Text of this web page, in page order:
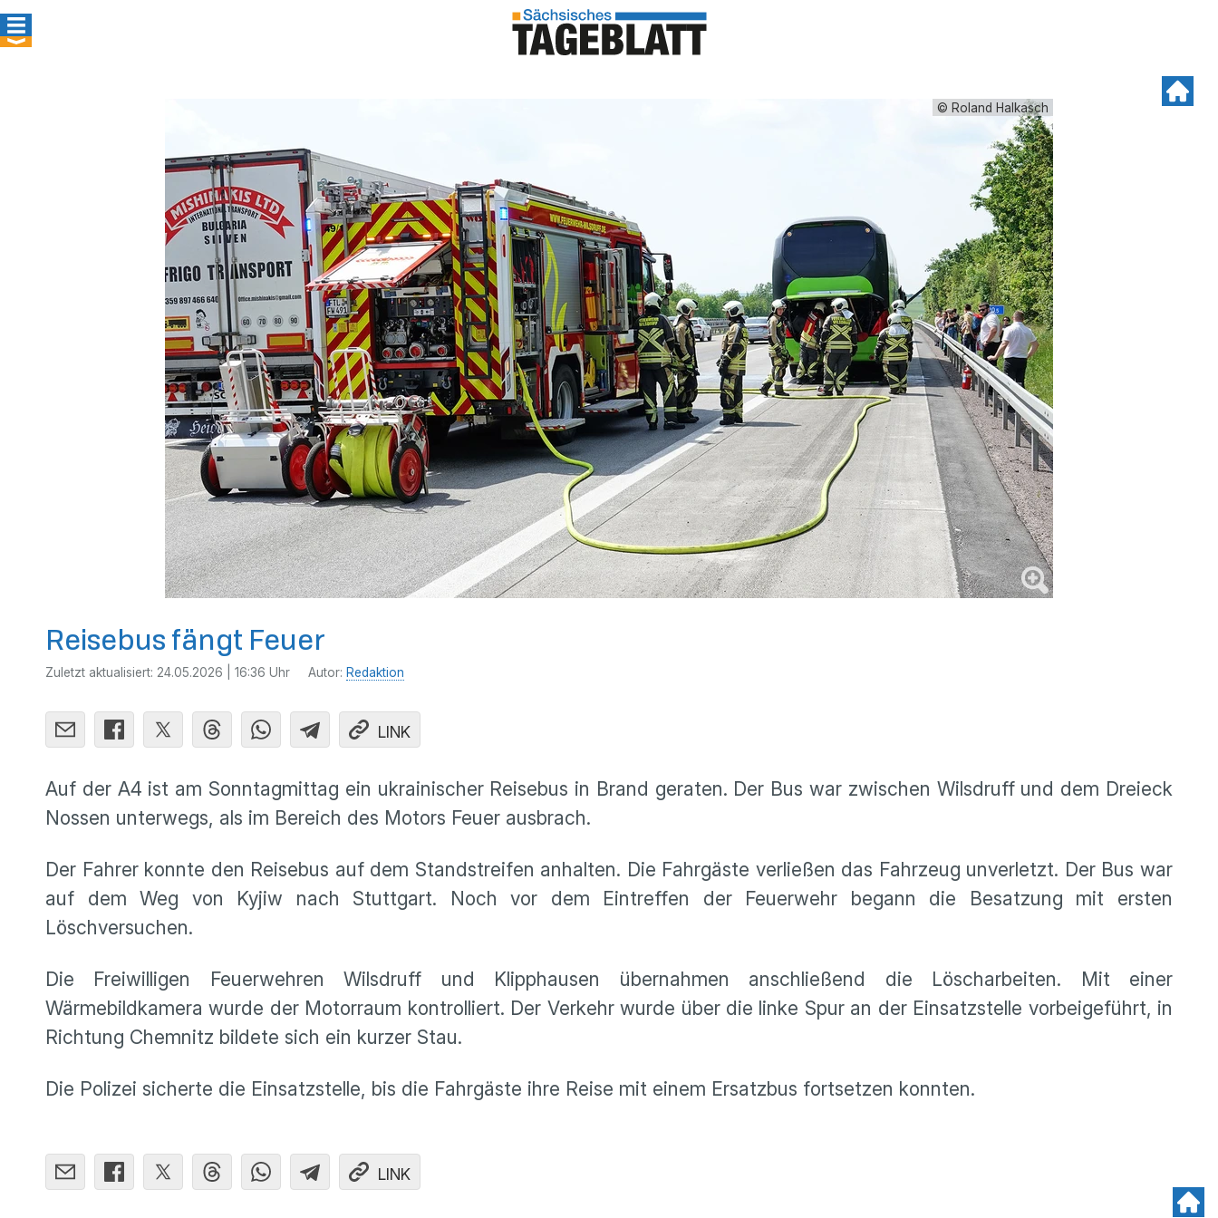
© Roland Halkasch
Reisebus fängt Feuer
Zuletzt aktualisiert: 24.05.2026 | 16:36 Uhr Autor: Redaktion
LINK
Auf der A4 ist am Sonntagmittag ein ukrainischer Reisebus in Brand geraten. Der Bus war zwischen Wilsdruff und dem Dreieck
Nossen unterwegs, als im Bereich des Motors Feuer ausbrach.
Der Fahrer konnte den Reisebus auf dem Standstreifen anhalten. Die Fahrgäste verließen das Fahrzeug unverletzt. Der Bus war
auf dem Weg von Kyjiw nach Stuttgart. Noch vor dem Eintreffen der Feuerwehr begann die Besatzung mit ersten
Löschversuchen.
Die Freiwilligen Feuerwehren Wilsdruff und Klipphausen übernahmen anschließend die Löscharbeiten. Mit einer
Wärmebildkamera wurde der Motorraum kontrolliert. Der Verkehr wurde über die linke Spur an der Einsatzstelle vorbeigeführt, in
Richtung Chemnitz bildete sich ein kurzer Stau.
Die Polizei sicherte die Einsatzstelle, bis die Fahrgäste ihre Reise mit einem Ersatzbus fortsetzen konnten.
LINK